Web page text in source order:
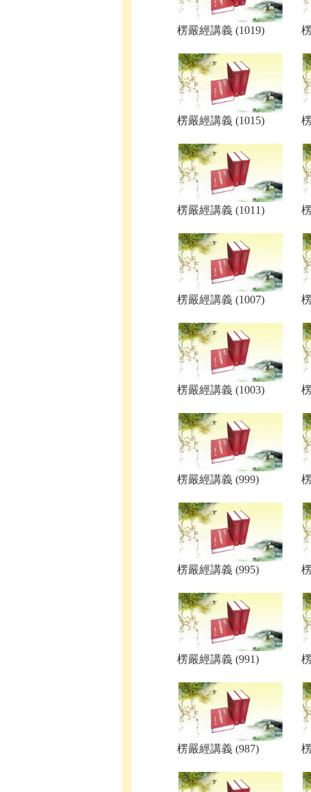
楞嚴經講義 (1019)
楞嚴經講義 (1015)
楞嚴經講義 (1011)
楞嚴經講義 (1007)
楞嚴經講義 (1003)
楞嚴經講義 (999)
楞嚴經講義 (995)
楞嚴經講義 (991)
楞嚴經講義 (987)